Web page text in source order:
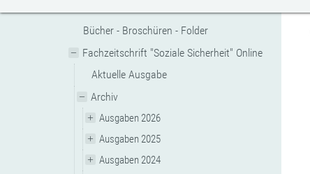
Bücher - Broschüren - Folder
Fachzeitschrift "Soziale Sicherheit" Online
Aktuelle Ausgabe
Archiv
Ausgaben 2026
Ausgaben 2025
Ausgaben 2024